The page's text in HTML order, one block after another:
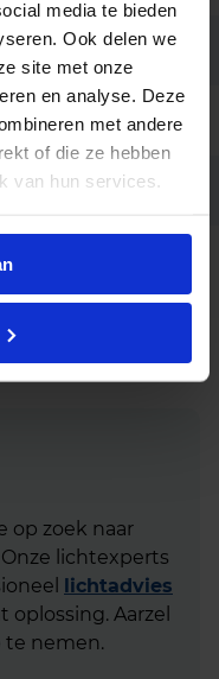
media te bieden
Ook delen we
site met onze
en analyse. Deze
met andere
of die ze hebben
van hun services.
LED D 5-10W
op zoek naar
lichtexperts
lichtadvies
Aarzel
nemen.